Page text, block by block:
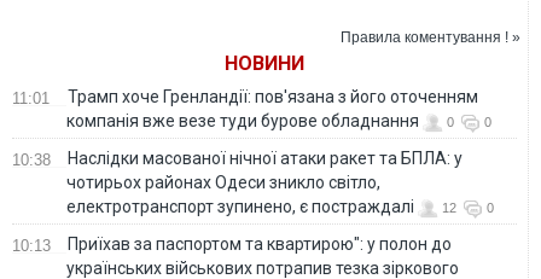
Правила коментування ! »
НОВИНИ
11:01
Трамп хоче Гренландії: пов'язана з його оточенням
компанія вже везе туди бурове обладнання
0 0
10:38
Наслідки масованої нічної атаки ракет та БПЛА: у
чотирьох районах Одеси зникло світло,
електротранспорт зупинено, є постраждалі
12 0
10:13
Приїхав за паспортом та квартирою": у полон до
українських військових потрапив тезка зіркового